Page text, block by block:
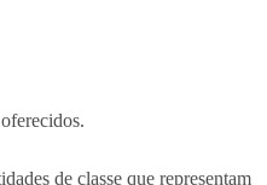
de classe que representam